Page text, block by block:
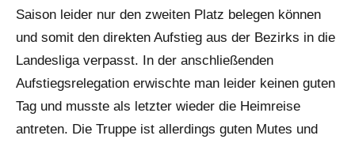
Saison leider nur den zweiten Platz belegen können
und somit den direkten Aufstieg aus der Bezirks in die
Landesliga verpasst. In der anschließenden
Aufstiegsrelegation erwischte man leider keinen guten
Tag und musste als letzter wieder die Heimreise
antreten. Die Truppe ist allerdings guten Mutes und